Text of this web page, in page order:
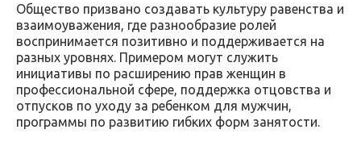
Общество призвано создавать культуру равенства и
взаимоуважения, где разнообразие ролей
воспринимается позитивно и поддерживается на
разных уровнях. Примером могут служить
инициативы по расширению прав женщин в
профессиональной сфере, поддержка отцовства и
отпусков по уходу за ребенком для мужчин,
программы по развитию гибких форм занятости.